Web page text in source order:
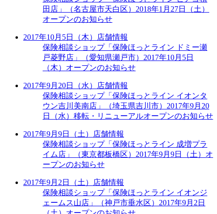
田店」（名古屋市天白区）2018年1月27日（土）
オープンのお知らせ
2017年10月5日（木）
店舗情報
保険相談ショップ「保険ほっとライン ドミー瀬
戸菱野店」（愛知県瀬戸市）2017年10月5日
（木）オープンのお知らせ
2017年9月20日（水）
店舗情報
保険相談ショップ「保険ほっとライン イオンタ
ウン吉川美南店」（埼玉県吉川市）2017年9月20
日（水）移転・リニューアルオープンのお知らせ
2017年9月9日（土）
店舗情報
保険相談ショップ「保険ほっとライン 成増プラ
イム店」（東京都板橋区）2017年9月9日（土）オ
ープンのお知らせ
2017年9月2日（土）
店舗情報
保険相談ショップ「保険ほっとライン イオンジ
ェームス山店」（神戸市垂水区）2017年9月2日